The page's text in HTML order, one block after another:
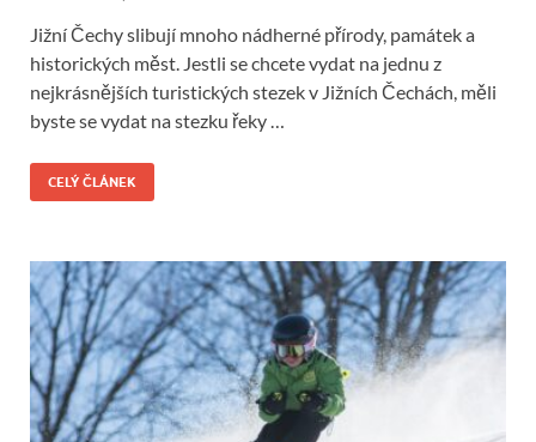
Jižní Čechy slibují mnoho nádherné přírody, památek a
historických měst. Jestli se chcete vydat na jednu z
nejkrásnějších turistických stezek v Jižních Čechách, měli
byste se vydat na stezku řeky …
CELÝ ČLÁNEK